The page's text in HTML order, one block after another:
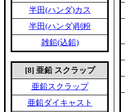
半田(ハンダ)カス
半田(ハンダ)削粉
雑鉛(込鉛)
[8] 亜鉛 スクラップ
亜鉛スクラップ
亜鉛ダイキャスト